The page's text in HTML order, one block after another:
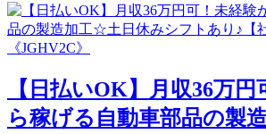
【日払いOK】月収36万
ら稼げる自動車部品の製